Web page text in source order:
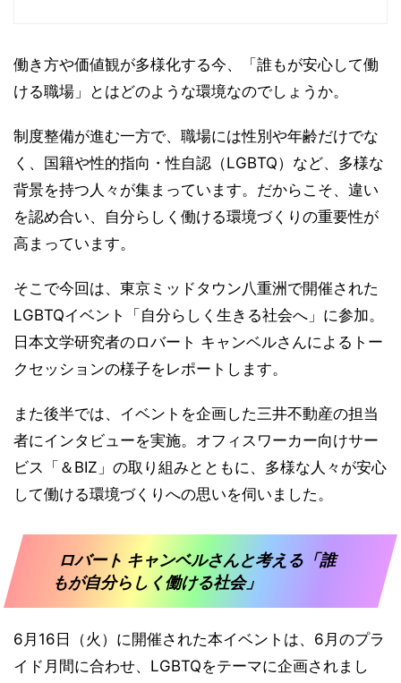
働き方や価値観が多様化する今、「誰もが安心して働
ける職場」とはどのような環境なのでしょうか。
制度整備が進む一方で、職場には性別や年齢だけでな
く、国籍や性的指向・性自認（LGBTQ）など、多様な
背景を持つ人々が集まっています。だからこそ、違い
を認め合い、自分らしく働ける環境づくりの重要性が
高まっています。
そこで今回は、東京ミッドタウン八重洲で開催された
LGBTQイベント「自分らしく生きる社会へ」に参加。
日本文学研究者のロバート キャンベルさんによるトー
クセッションの様子をレポートします。
また後半では、イベントを企画した三井不動産の担当
者にインタビューを実施。オフィスワーカー向けサー
ビス「＆BIZ」の取り組みとともに、多様な人々が安心
して働ける環境づくりへの思いを伺いました。
ロバート キャンベルさんと考える「誰
もが自分らしく働ける社会」
6月16日（火）に開催された本イベントは、6月のプラ
イド月間に合わせ、LGBTQをテーマに企画されまし